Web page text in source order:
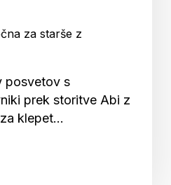
za starše z
posvetov s
prek storitve Abi z
klepet…